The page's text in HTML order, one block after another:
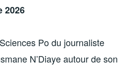
2026
Po du journaliste
N’Diaye autour de son